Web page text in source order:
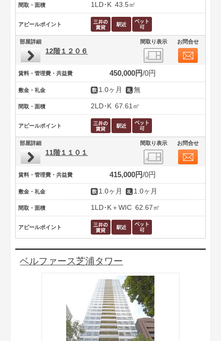
間取・面積 1LD･K 43.5㎡
アピールポイント
部屋詳細 間取り表示 お問合せ
12階１２０６
賃料・管理費・共益費 450,000円 0円
敷金・礼金 1.0ヶ月 無
間取・面積 2LD･K 67.61㎡
アピールポイント
部屋詳細 間取り表示 お問合せ
11階１１０１
賃料・管理費・共益費 415,000円 0円
敷金・礼金 1.0ヶ月 1.0ヶ月
間取・面積 1LD･K＋WIC 62.67㎡
アピールポイント
ベルファース芝浦タワー